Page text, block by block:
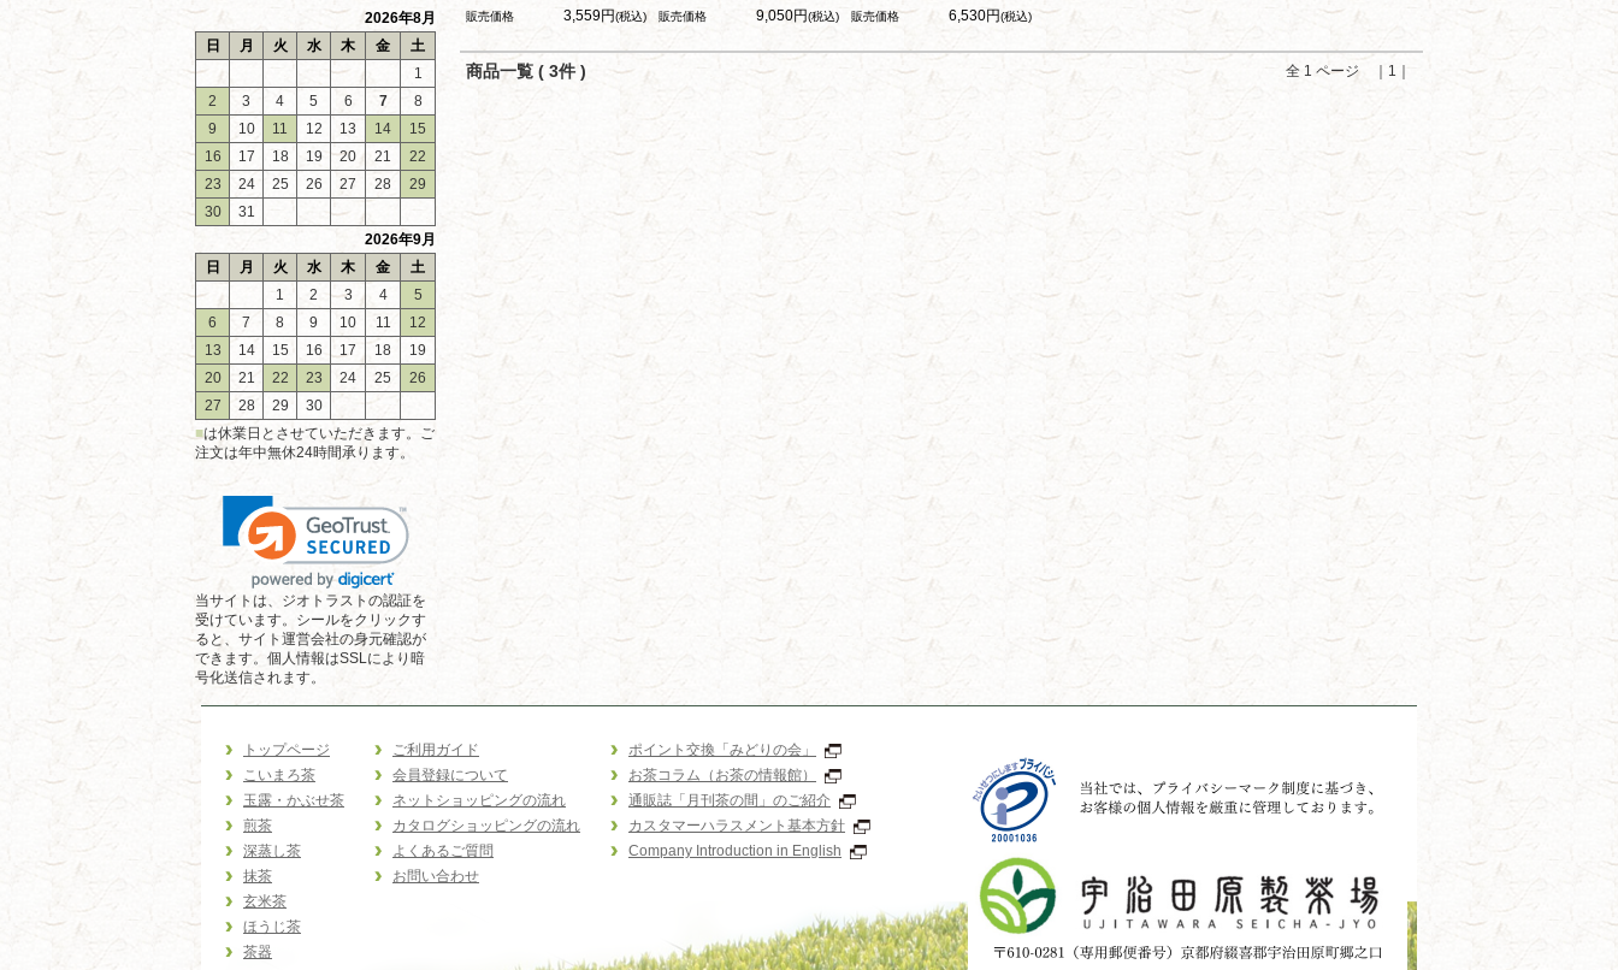
2026年8月
日
月 火 水 木 金
土
1
2
3 4 5 6 7
8
9
10 11 12 13 14
15
16
17 18 19 20 21
22
23
24 25 26 27 28
29
30
31
2026年9月
日
月 火 水 木 金
土
1
2 3 4
5
6
7 8 9 10 11
12
13
14 15 16 17 18
19
20
21 22 23 24 25
26
27
28 29
30
■は休業日とさせていただきます。ご
注文は年中無休24時間承ります。
当サイトは、ジオトラストの認証を
受けています。シールをクリックす
ると、サイト運営会社の身元確認が
できます。個人情報はSSLにより暗
号化送信されます。
販売価格 3,559円(税込) 販売価格 9,050円(税込) 販売価格 6,530円(税込)
商品一覧 ( 3件 ) 全 1 ページ ｜1｜
トップページ
こいまろ茶
玉露・かぶせ茶
煎茶
深蒸し茶
抹茶
玄米茶
ほうじ茶
茶器
ご利用ガイド
会員登録について
ネットショッピングの流れ
カタログショッピングの流れ
よくあるご質問
お問い合わせ
ポイント交換「みどりの会」
お茶コラム（お茶の情報館）
通販誌「月刊茶の間」のご紹介
カスタマーハラスメント基本方針
Company Introduction in English